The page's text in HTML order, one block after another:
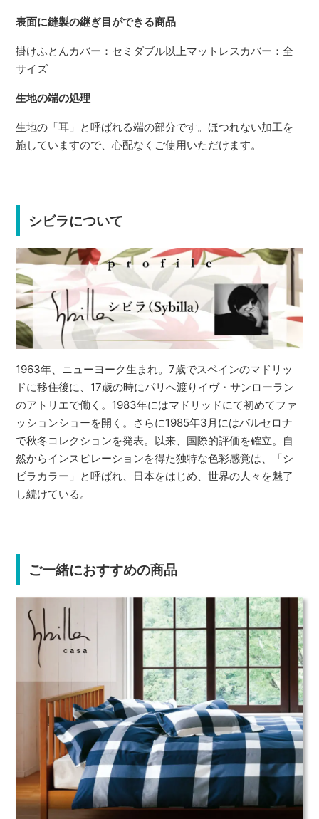
表面に縫製の継ぎ目ができる商品
掛けふとんカバー：セミダブル以上マットレスカバー：全
サイズ
生地の端の処理
生地の「耳」と呼ばれる端の部分です。ほつれない加工を
施していますので、心配なくご使用いただけます。
シビラについて
1963年、ニューヨーク生まれ。7歳でスペインのマドリッ
ドに移住後に、17歳の時にパリへ渡りイヴ・サンローラン
のアトリエで働く。1983年にはマドリッドにて初めてファ
ッションショーを開く。さらに1985年3月にはバルセロナ
で秋冬コレクションを発表。以来、国際的評価を確立。自
然からインスピレーションを得た独特な色彩感覚は、「シ
ビラカラー」と呼ばれ、日本をはじめ、世界の人々を魅了
し続けている。
ご一緒におすすめの商品